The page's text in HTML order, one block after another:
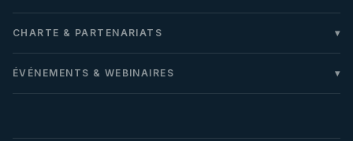
CHARTE & PARTENARIATS
ÉVÉNEMENTS & WEBINAIRES